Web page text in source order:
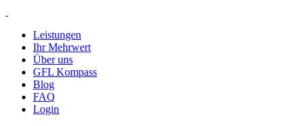
Leistungen
Ihr Mehrwert
Über uns
GFL Kompass
Blog
FAQ
Login